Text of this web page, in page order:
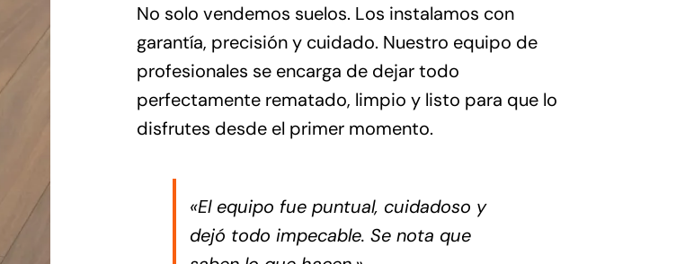
No solo vendemos suelos. Los instalamos con
garantía, precisión y cuidado. Nuestro equipo de
profesionales se encarga de dejar todo
perfectamente rematado, limpio y listo para que lo
disfrutes desde el primer momento.
«El equipo fue puntual, cuidadoso y
dejó todo impecable. Se nota que